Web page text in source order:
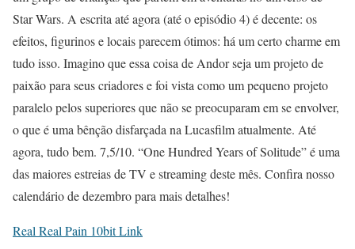
Star Wars. A escrita até agora (até o episódio 4) é decente: os
efeitos, figurinos e locais parecem ótimos: há um certo charme em
tudo isso. Imagino que essa coisa de Andor seja um projeto de
paixão para seus criadores e foi vista como um pequeno projeto
paralelo pelos superiores que não se preocuparam em se envolver,
o que é uma bênção disfarçada na Lucasfilm atualmente. Até
agora, tudo bem. 7,5/10. “One Hundred Years of Solitude” é uma
das maiores estreias de TV e streaming deste mês. Confira nosso
calendário de dezembro para mais detalhes!
Real Real Pain 10bit Link